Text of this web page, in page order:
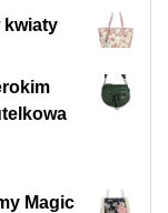
kwiaty
Magic